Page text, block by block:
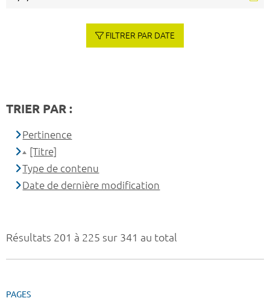
Résultats 201 à 225 sur 341 au total
PAGES
FILTRER PAR DATE
TRIER PAR :
Pertinence
[Titre]
Type de contenu
Date de dernière modification